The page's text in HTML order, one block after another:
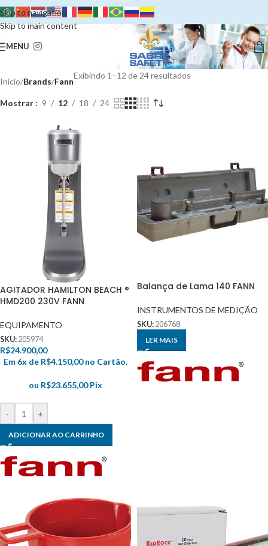
Skip to navigation
Skip to main content
MENU
Início/Brands/Fann
Exibindo 1–12 de 24 resultados
Mostrar 9 12 18 24
AGITADOR HAMILTON BEACH ®
HMD200 230V FANN
EQUIPAMENTO
SKU: 205974
R$24.900,00
Em 6x de R$4.150,00 no Cartão.
ou R$23.655,00 Pix
- +
ADICIONAR AO CARRINHO
Balança de Lama 140 FANN
INSTRUMENTOS DE MEDIÇÃO
SKU: 206768
LER MAIS